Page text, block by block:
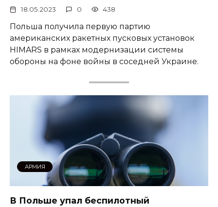
18.05.2023 0 438
Польша получила первую партию
американских ракетных пусковых установок
HIMARS в рамках модернизации системы
обороны на фоне войны в соседней Украине.
АРМИЯ
В Польше упал беспилотный